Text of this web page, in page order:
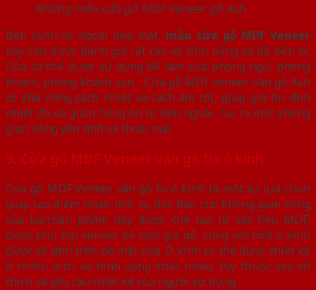
Những mẫu cửa gỗ MDF Veneer gỗ Ash
Bên cạnh vẻ ngoài đẹp mắt, mẫu cửa gỗ MDF Veneer
này còn được đánh giá rất cao về tính năng và độ bền bỉ.
Cửa có thể được sử dụng để làm cửa phòng ngủ, phòng
khách, phòng khách sạn… Cửa gỗ MDF veneer vân gỗ Ash
có khả năng cách nhiệt và cách âm tốt, giúp giữ ổn định
nhiệt độ và giảm tiếng ồn từ bên ngoài, tạo ra một không
gian sống yên tĩnh và thoải mái.
9. Cửa gỗ MDF Veneer vân gỗ fix ô kính
Cửa gỗ MDF Veneer vân gỗ fix ô kính là một sự lựa chọn
giúp tạo điểm nhấn mới lạ, độc đáo cho không gian sống
của bạn.Sản phẩm này được chế tạo từ vật liệu MDF,
được phủ lớp veneer bề mặt giả gỗ, cùng với một ô kính
được cố định trên bề mặt cửa. Ô kính có thể được thiết kế
ở nhiều vị trí và hình dạng khác nhau, tùy thuộc vào sở
thích và yêu cầu thiết kế của người sử dụng.